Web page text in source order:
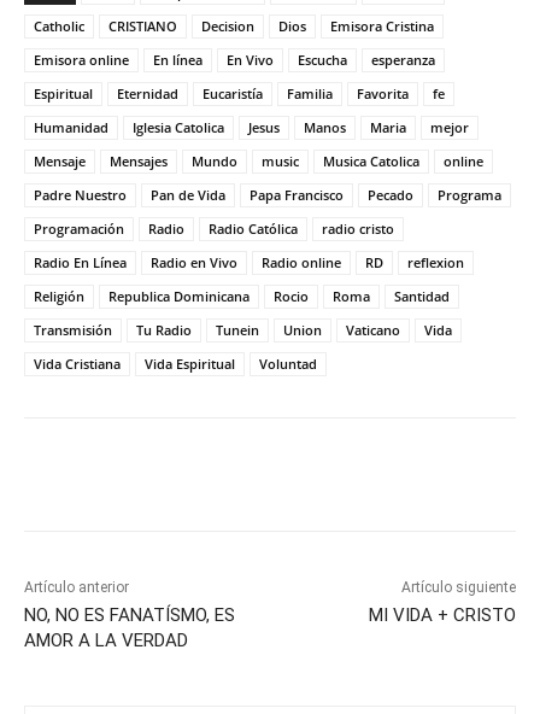
Catholic
CRISTIANO Decision Dios
Emisora Cristina
Emisora online
En línea En Vivo Escucha
esperanza
Espiritual
Eternidad Eucaristía Familia Favorita
fe
Humanidad
Iglesia Catolica Jesus Manos Maria
mejor
Mensaje
Mensajes Mundo music Musica Catolica
online
Padre Nuestro
Pan de Vida Papa Francisco Pecado
Programa
Programación
Radio Radio Católica
radio cristo
Radio En Línea
Radio en Vivo Radio online RD
reflexion
Religión
Republica Dominicana Rocio Roma
Santidad
Transmisión
Tu Radio Tunein Union Vaticano
Vida
Vida Cristiana
Vida Espiritual Voluntad
Artículo anterior
NO, NO ES FANATÍSMO, ES
AMOR A LA VERDAD
Artículo siguiente
MI VIDA + CRISTO